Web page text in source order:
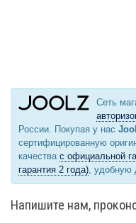
Сеть
России. Покупая у нас
сертифицированную
качества с официальной
гарантия 2 года), удобную
Напишите нам,